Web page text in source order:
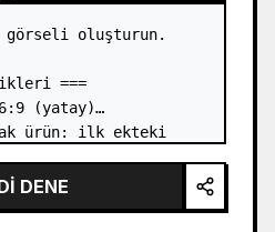
görseli oluşturun.
===
(yatay)
ürün: ilk ekteki
öğe: ilk ekteki
üç boyutlu bir şekilde
DENE